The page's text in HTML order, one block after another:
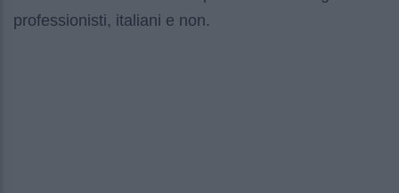
professionisti, italiani e non.